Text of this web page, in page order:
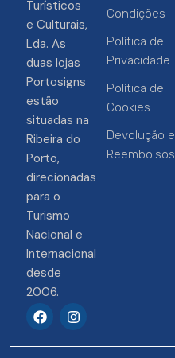
Turísticos
e Culturais,
Lda. As
duas lojas
Portosigns
estão
situadas na
Ribeira do
Porto,
direcionadas
para o
Turismo
Nacional e
Internacional
desde
2006.
F
a
e
I
n
t
Condições
Política de
Privacidade
Política de
Cookies
Devolução e
Reembolsos